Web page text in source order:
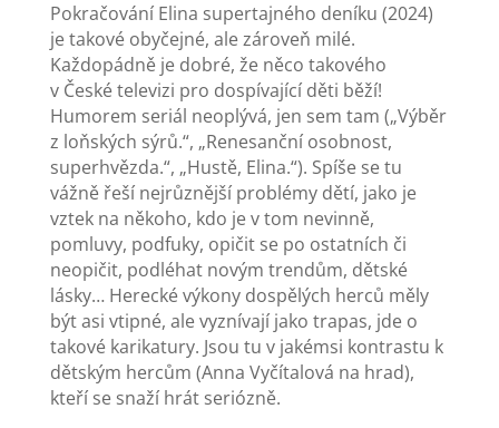
Pokračování Elina supertajného deníku (2024)
je takové obyčejné, ale zároveň milé.
Každopádně je dobré, že něco takového
v České televizi pro dospívající děti běží!
Humorem seriál neoplývá, jen sem tam („Výběr
z loňských sýrů.“, „Renesanční osobnost,
superhvězda.“, „Hustě, Elina.“). Spíše se tu
vážně řeší nejrůznější problémy dětí, jako je
vztek na někoho, kdo je v tom nevinně,
pomluvy, podfuky, opičit se po ostatních či
neopičit, podléhat novým trendům, dětské
lásky… Herecké výkony dospělých herců měly
být asi vtipné, ale vyznívají jako trapas, jde o
takové karikatury. Jsou tu v jakémsi kontrastu k
dětským hercům (Anna Vyčítalová na hrad),
kteří se snaží hrát seriózně.